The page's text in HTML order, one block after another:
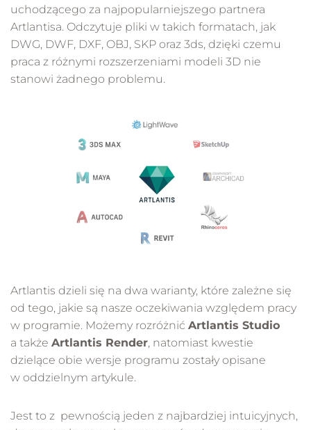
uchodzącego za najpopularniejszego partnera
Artlantisa. Odczytuje pliki w takich formatach, jak
DWG, DWF, DXF, OBJ, SKP oraz 3ds, dzięki czemu
praca z różnymi rozszerzeniami modeli 3D nie
stanowi żadnego problemu.
Artlantis dzieli się na dwa warianty, które zależne się
od tego, jakie są nasze oczekiwania względem pracy
w programie. Możemy rozróżnić Artlantis Studio
a także Artlantis Render, natomiast kwestie
dzielące obie wersje programu zostały opisane
w oddzielnym artykule.
Jest to z pewnością jeden z najbardziej intuicyjnych,